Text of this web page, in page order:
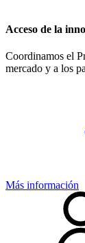
Acceso de la
Coordinamos el
mercado y a los
Más información